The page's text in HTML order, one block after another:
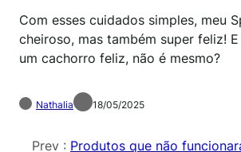
Com esses cuidados simples, meu
cheiroso, mas também super feliz!
um cachorro feliz, não é mesmo?
Nathalia 18/05/2025
Prev : Produtos que não